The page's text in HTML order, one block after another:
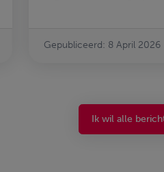
Gepubliceerd: 8 April 2026
Ik wil alle